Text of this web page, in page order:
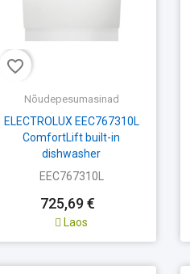
favorite_border
Nõudepesumasinad
ELECTROLUX EEC767310L
ComfortLift built-in
dishwasher
EEC767310L
725,69 €
Laos